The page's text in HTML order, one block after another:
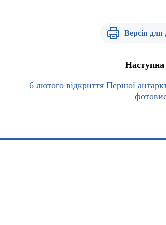
Версія для
Наступна
6 лютого відкриття Першої